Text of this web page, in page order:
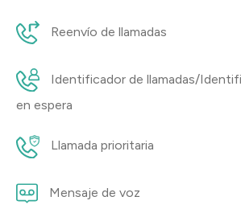
Reenvío de llamadas
Identificador de llamadas/
en espera
Llamada prioritaria
Mensaje de voz